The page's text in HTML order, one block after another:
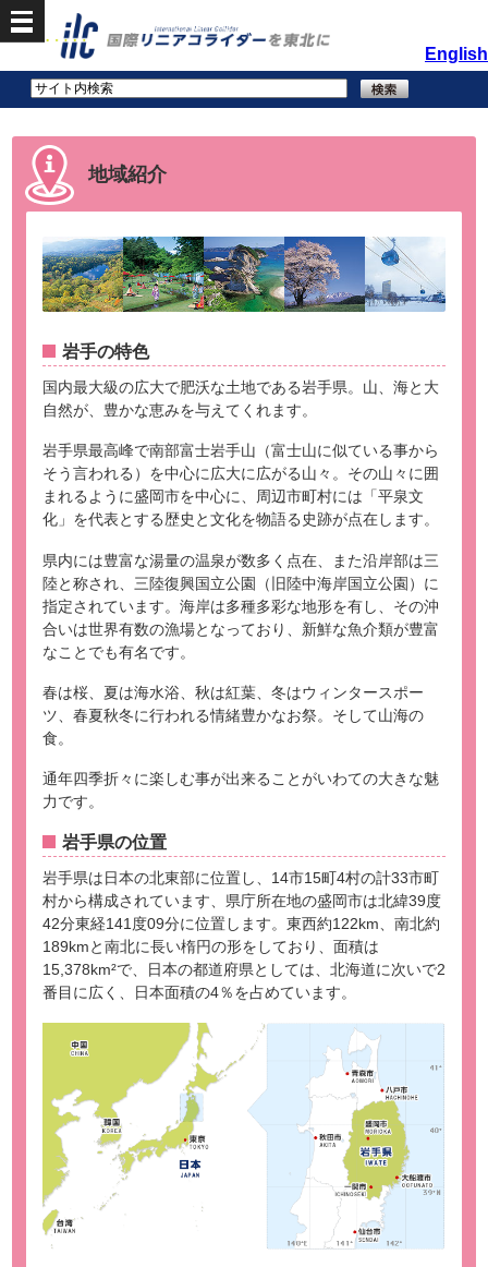
English
地域紹介
岩手の特色
国内最大級の広大で肥沃な土地である岩手県。山、海と大
自然が、豊かな恵みを与えてくれます。
岩手県最高峰で南部富士岩手山（富士山に似ている事から
そう言われる）を中心に広大に広がる山々。その山々に囲
まれるように盛岡市を中心に、周辺市町村には「平泉文
化」を代表とする歴史と文化を物語る史跡が点在します。
県内には豊富な湯量の温泉が数多く点在、また沿岸部は三
陸と称され、三陸復興国立公園（旧陸中海岸国立公園）に
指定されています。海岸は多種多彩な地形を有し、その沖
合いは世界有数の漁場となっており、新鮮な魚介類が豊富
なことでも有名です。
春は桜、夏は海水浴、秋は紅葉、冬はウィンタースポー
ツ、春夏秋冬に行われる情緒豊かなお祭。そして山海の
食。
通年四季折々に楽しむ事が出来ることがいわての大きな魅
力です。
岩手県の位置
岩手県は日本の北東部に位置し、14市15町4村の計33市町
村から構成されています、県庁所在地の盛岡市は北緯39度
42分東経141度09分に位置します。東西約122km、南北約
189kmと南北に長い楕円の形をしており、面積は
15,378km²で、日本の都道府県としては、北海道に次いで2
番目に広く、日本面積の4％を占めています。